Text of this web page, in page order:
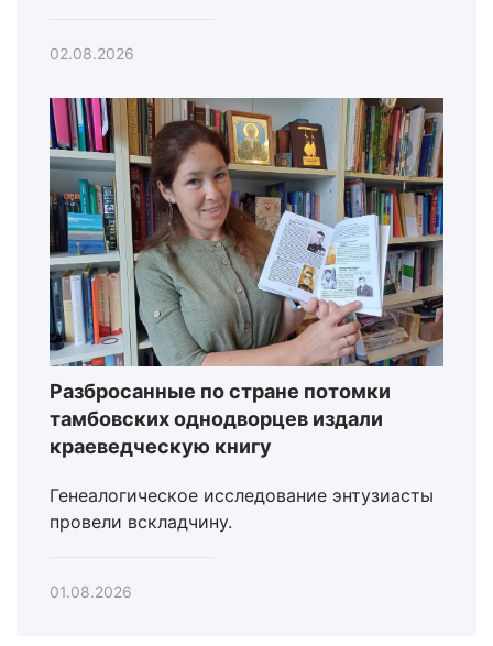
02.08.2026
Разбросанные по стране потомки
тамбовских однодворцев издали
краеведческую книгу
Генеалогическое исследование энтузиасты
провели вскладчину.
01.08.2026